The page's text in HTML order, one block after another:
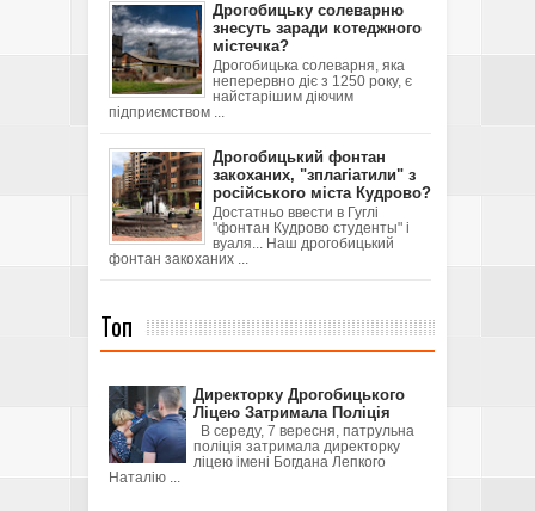
Дрогобицьку солеварню
знесуть заради котеджного
містечка?
Дрогобицька солеварня, яка
неперервно діє з 1250 року, є
найстарішим діючим
підприємством ...
Дрогобицький фонтан
закоханих, "зплагіатили" з
російського міста Кудрово?
Достатньо ввести в Гуглі
"фонтан Кудрово студенты" і
вуаля... Наш дрогобицький
фонтан закоханих ...
Топ
Директорку Дрогобицького
Ліцею Затримала Поліція
В середу, 7 вересня, патрульна
поліція затримала директорку
ліцею імені Богдана Лепкого
Наталію ...